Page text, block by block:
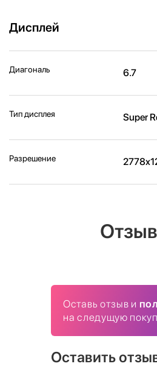
Дисплей
Диагональ 6.7
Тип дисплея Super
Разрешение
Оставь отзыв и
на следущую
Оставить